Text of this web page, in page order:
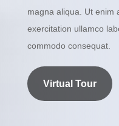
magna aliqua. Ut enim
exercitation ullamco
commodo consequat.
Virtual Tour